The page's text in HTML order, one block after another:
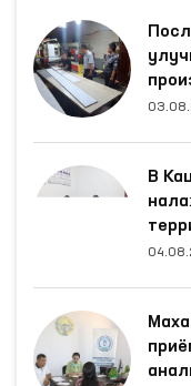
В